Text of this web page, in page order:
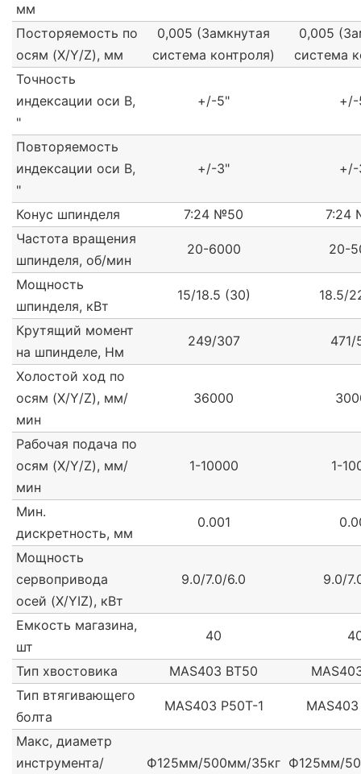
мм
Посторяемость по
осям (X/Y/Z), мм
0,005 (Замкнутая
система контроля)
0,005
система
Точность
индексации оси В,
"
+/-5" +/-
Повторяемость
индексации оси В,
"
+/-3" +/-
Конус шпинделя 7:24 №50
7:24
Частота вращения
шпинделя, об/мин
20-6000 20-
Мощность
шпинделя, кВт
15/18.5 (30) 18.5/
Крутящий момент
на шпинделе, Нм
249/307 471/
Холостой ход по
осям (X/Y/Z), мм/
мин
36000
Рабочая подача по
осям (X/Y/Z), мм/
мин
1-10000 1-
Мин.
дискретность, мм
0.001
Мощность
сервопривода
осей (X/YIZ), кВт
9.0/7.0/6.0 9.0/
Емкость магазина,
шт
40
Тип хвостовика MAS403 ВТ50
Тип втягивающего
болта
MAS403 Р50Т-1
Макс, диаметр
инструмента/
Ф125мм/500мм/35кг Ф125мм/